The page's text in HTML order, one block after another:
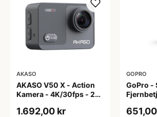
AKASO
AKASO V50 X - Action
Kamera - 4K/30fps - 20
1.692,00 kr
GOPRO
GoPro -